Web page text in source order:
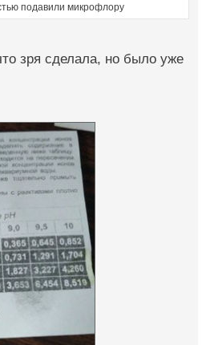
подавили микрофлору
зря сделала, но было уже